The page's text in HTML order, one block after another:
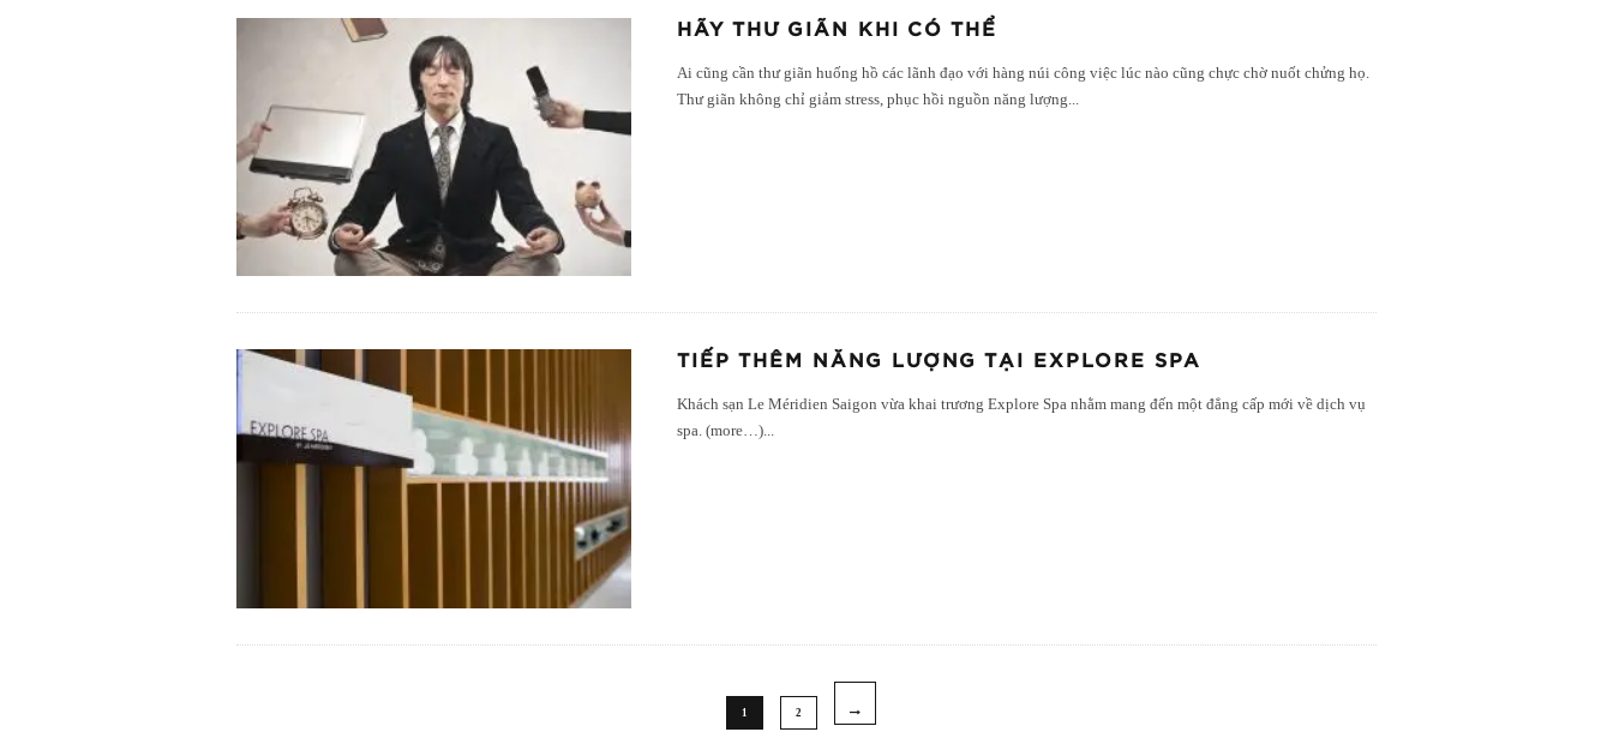
HÃY THƯ GIÃN KHI CÓ THỂ
Ai cũng cần thư giãn huống hồ các lãnh đạo với hàng núi công việc lúc nào cũng chực chờ nuốt chửng họ.
Thư giãn không chỉ giảm stress, phục hồi nguồn năng lượng...
TIẾP THÊM NĂNG LƯỢNG TẠI EXPLORE SPA
Khách sạn Le Méridien Saigon vừa khai trương Explore Spa nhằm mang đến một đẳng cấp mới về dịch vụ
spa. (more…)...
1 2